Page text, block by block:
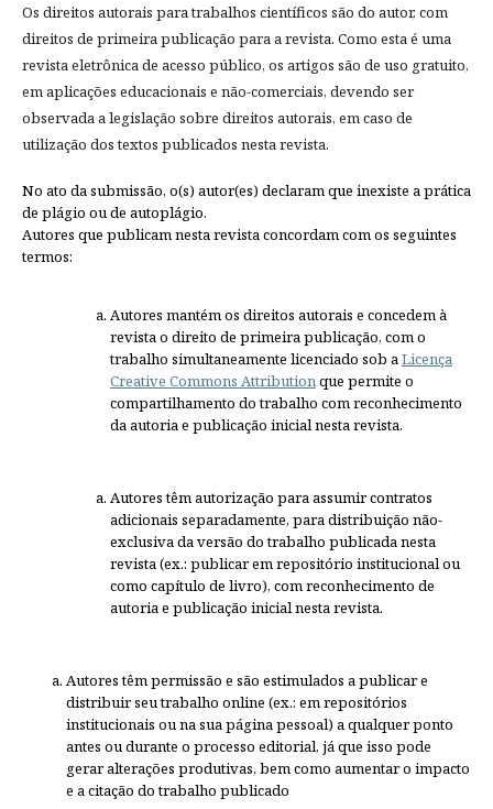
Os direitos autorais para trabalhos científicos são do autor, com
direitos de primeira publicação para a revista. Como esta é uma
revista eletrônica de acesso público, os artigos são de uso gratuito,
em aplicações educacionais e não-comerciais, devendo ser
observada a legislação sobre direitos autorais, em caso de
utilização dos textos publicados nesta revista.
No ato da submissão, o(s) autor(es) declaram que inexiste a prática
de plágio ou de autoplágio.
Autores que publicam nesta revista concordam com os seguintes
termos:
Autores mantém os direitos autorais e concedem à
revista o direito de primeira publicação, com o
trabalho simultaneamente licenciado sob aLicença
Creative Commons Attributionque permite o
compartilhamento do trabalho com reconhecimento
da autoria e publicação inicial nesta revista.
Autores têm autorização para assumir contratos
adicionais separadamente, para distribuição não-
exclusiva da versão do trabalho publicada nesta
revista (ex.: publicar em repositório institucional ou
como capítulo de livro), com reconhecimento de
autoria e publicação inicial nesta revista.
Autores têm permissão e são estimulados a publicar e
distribuir seu trabalho online (ex.: em repositórios
institucionais ou na sua página pessoal) a qualquer ponto
antes ou durante o processo editorial, já que isso pode
gerar alterações produtivas, bem como aumentar o impacto
e a citação do trabalho publicado